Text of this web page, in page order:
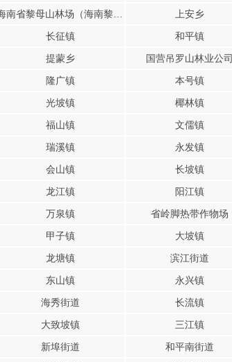
上安乡
长征镇 和平镇
提蒙乡 国营吊罗山林业公司
隆广镇 本号镇
光坡镇 椰林镇
福山镇 文儒镇
瑞溪镇 永发镇
会山镇 长坡镇
龙江镇 阳江镇
万泉镇 省岭脚热带作物场
甲子镇 大坡镇
龙塘镇 滨江街道
东山镇 永兴镇
海秀街道 长流镇
大致坡镇 三江镇
新埠街道 和平南街道